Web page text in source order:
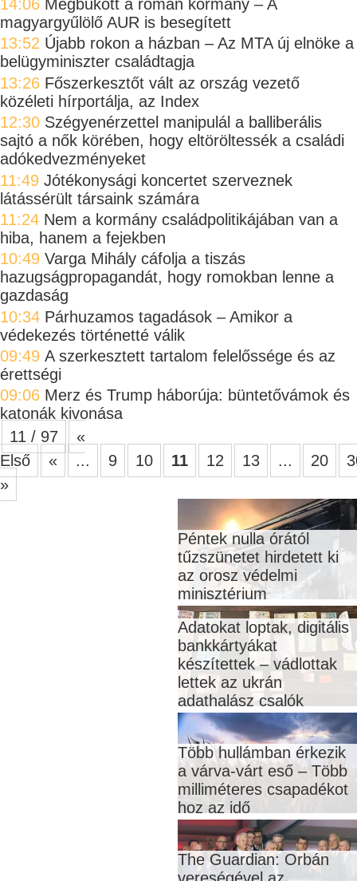
14:06 Megbukott a román kormány – A
magyargyűlölő AUR is besegített
13:52 Újabb rokon a házban – Az MTA új elnöke a
belügyminiszter családtagja
13:26 Főszerkesztőt vált az ország vezető
közéleti hírportálja, az Index
12:30 Szégyenérzettel manipulál a balliberális
sajtó a nők körében, hogy eltöröltessék a családi
adókedvezményeket
11:49 Jótékonysági koncertet szerveznek
látássérült társaink számára
11:24 Nem a kormány családpolitikájában van a
hiba, hanem a fejekben
10:49 Varga Mihály cáfolja a tiszás
hazugságpropagandát, hogy romokban lenne a
gazdaság
10:34 Párhuzamos tagadások – Amikor a
védekezés történetté válik
09:49 A szerkesztett tartalom felelőssége és az
érettségi
09:06 Merz és Trump háborúja: büntetővámok és
katonák kivonása
11 / 97
«
Első
« ... 9 10 11 12 13 ... 20
»
Péntek nulla órától
tűzszünetet hirdetett ki
az orosz védelmi
minisztérium
Adatokat loptak, digitális
bankkártyákat
készítettek – vádlottak
lettek az ukrán
adathalász csalók
Több hullámban érkezik
a várva-várt eső – Több
milliméteres csapadékot
hoz az idő
The Guardian: Orbán